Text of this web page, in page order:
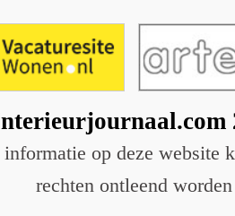
op deze website
rechten ontleend worden